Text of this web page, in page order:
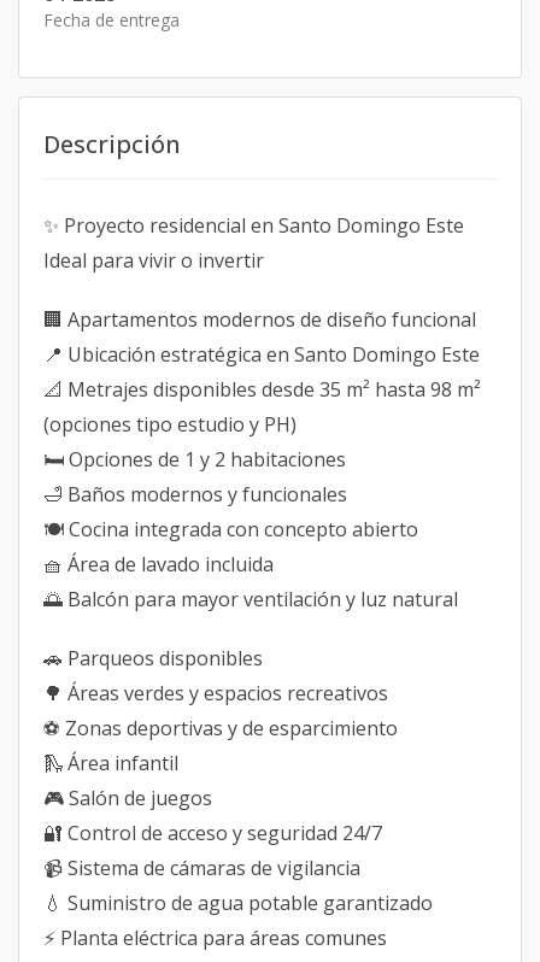
Fecha de entrega
Descripción
✨ Proyecto residencial en Santo Domingo Este
Ideal para vivir o invertir
🏢 Apartamentos modernos de diseño funcional
📍 Ubicación estratégica en Santo Domingo Este
📐 Metrajes disponibles desde 35 m² hasta 98 m²
(opciones tipo estudio y PH)
🛏️ Opciones de 1 y 2 habitaciones
🛁 Baños modernos y funcionales
🍽️ Cocina integrada con concepto abierto
🧺 Área de lavado incluida
🌅 Balcón para mayor ventilación y luz natural
🚗 Parqueos disponibles
🌳 Áreas verdes y espacios recreativos
⚽ Zonas deportivas y de esparcimiento
🛝 Área infantil
🎮 Salón de juegos
🔐 Control de acceso y seguridad 24/7
📹 Sistema de cámaras de vigilancia
💧 Suministro de agua potable garantizado
⚡ Planta eléctrica para áreas comunes